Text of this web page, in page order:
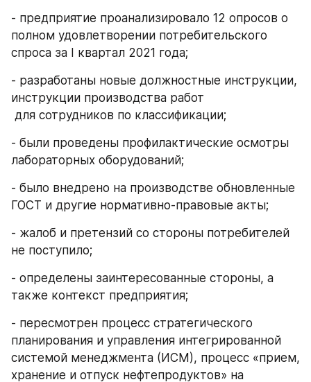
- предприятие проанализировало 12 опросов о
полном удовлетворении потребительского
спроса за I квартал 2021 года;
- разработаны новые должностные инструкции,
инструкции производства работ
для сотрудников по классификации;
- были проведены профилактические осмотры
лабораторных оборудований;
- было внедрено на производстве обновленные
ГОСТ и другие нормативно-правовые акты;
- жалоб и претензий со стороны потребителей
не поступило;
- определены заинтересованные стороны, а
также контекст предприятия;
- пересмотрен процесс стратегического
планирования и управления интегрированной
системой менеджмента (ИСМ), процесс «прием,
хранение и отпуск нефтепродуктов» на